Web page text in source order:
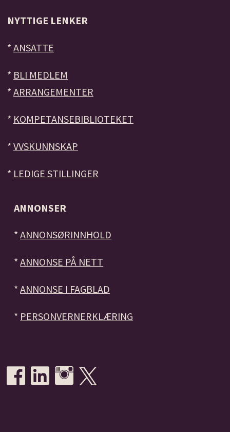
NYTTIGE LENKER
* ANSATTE
* BLI MEDLEM
* ARRANGEMENTER
* KOMPETANSEBIBLIOTEKET
* VVSKUNNSKAP
* LEDIGE STILLINGER
ANNONSER
*ANNONSØRINNHOLD
*ANNONSE PÅ NETT
*ANNONSE I FAGBLAD
* PERSONVERNERKLÆRING